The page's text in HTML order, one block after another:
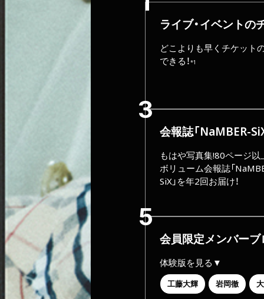
ライブ・イベントの
どこよりも早くチケット
できる！*1
会報誌「NaMBER-
もはや写真集!80ページ以
ボリューム会報誌「
SiX」を年2回お届け！
会員限定メンバーブ
体験版を見る▼
工藤大輝 岩岡徹